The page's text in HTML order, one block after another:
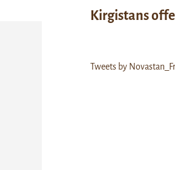
Kirgistans
Tweets by Novastan_Fr